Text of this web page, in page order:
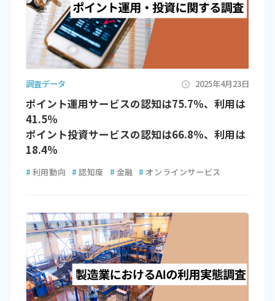
調査データ 2025年4月23日
ポイント運用サービスの認知は75.7％、利用は
41.5％
ポイント投資サービスの認知は66.8％、利用は
18.4％
# 利用動向 # 認知度 # 金融 # オンラインサービス